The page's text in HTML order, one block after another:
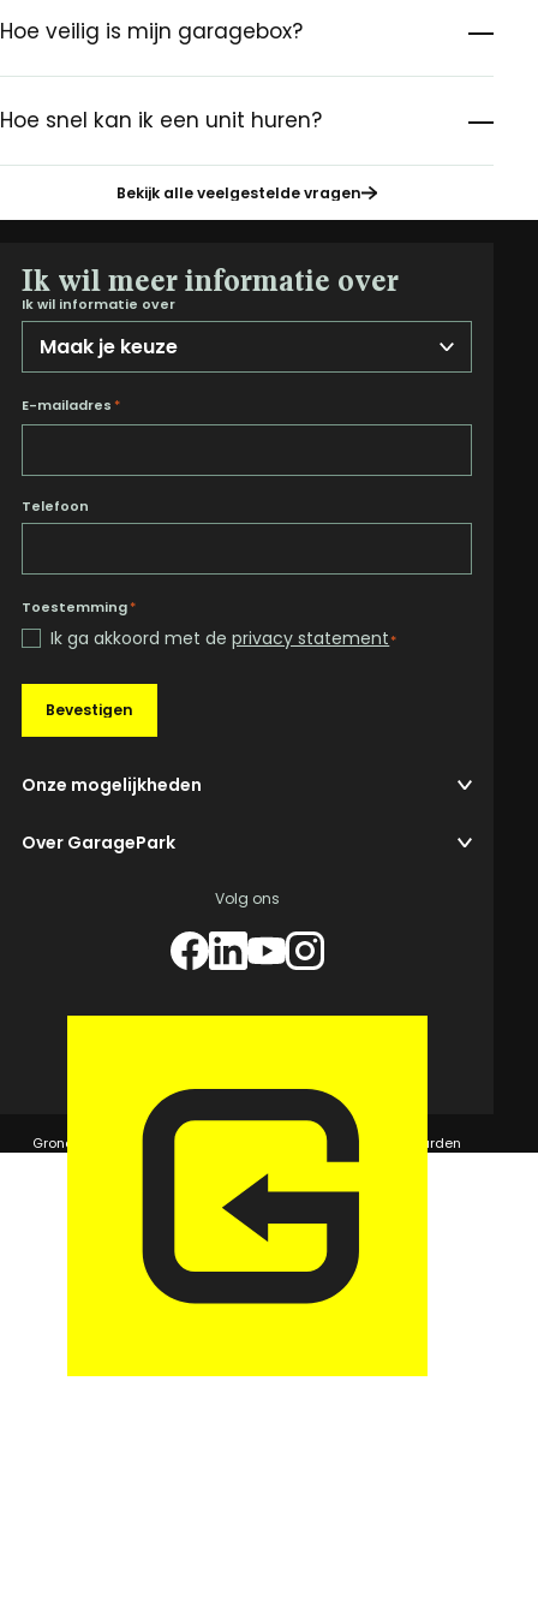
Hoe veilig is mijn garagebox?
Hoe snel kan ik een unit huren?
Bekijk alle veelgestelde vragen
Ik wil meer informatie over
Ik wil informatie over
E-mailadres *
Telefoon
Toestemming*
Ik ga akkoord met deprivacy statement*
Bevestigen
Onze mogelijkheden
Over GaragePark
Volg ons
© 2026 GaragePark.
Grondposities
365Beheer & GaragePark Algemene voorwaarden